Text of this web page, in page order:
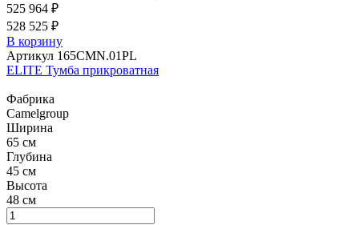
525 964 ₽
528 525 ₽
В корзину
Артикул 165CMN.01PL
ELITE Тумба прикроватная
Фабрика
Camelgroup
Ширина
65 см
Глубина
45 см
Высота
48 см